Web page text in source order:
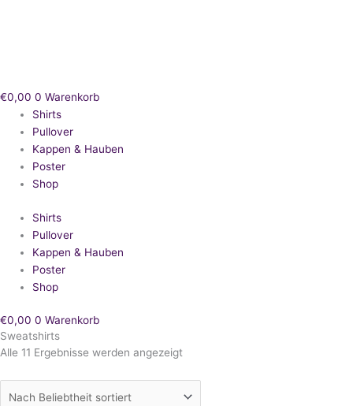
€0,00 0 Warenkorb
Shirts
Pullover
Kappen & Hauben
Poster
Shop
Shirts
Pullover
Kappen & Hauben
Poster
Shop
€0,00 0 Warenkorb
Sweatshirts
Alle 11 Ergebnisse werden angezeigt